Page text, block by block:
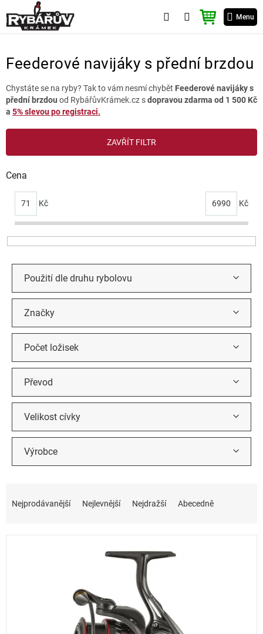
na
obsah
Menu
NÁKUPNÍ
KOŠÍK
Feederové navijáky s přední brzdou
Chystáte se na ryby? Tak to vám nesmí chybět Feederové navijáky s
přední brzdou od RybářůvKrámek.cz sdopravou zdarma od 1 500 Kč
a 5% slevou po registraci.
Nejprodávanější Nejlevnější Nejdražší Abecedně
ZAVŘÍT FILTR
Cena
71 Kč 6990 Kč
Značky
Počet ložisek
Použití dle druhu rybolovu
Převod
Velikost cívky
Výrobce
V
p
i
d
u